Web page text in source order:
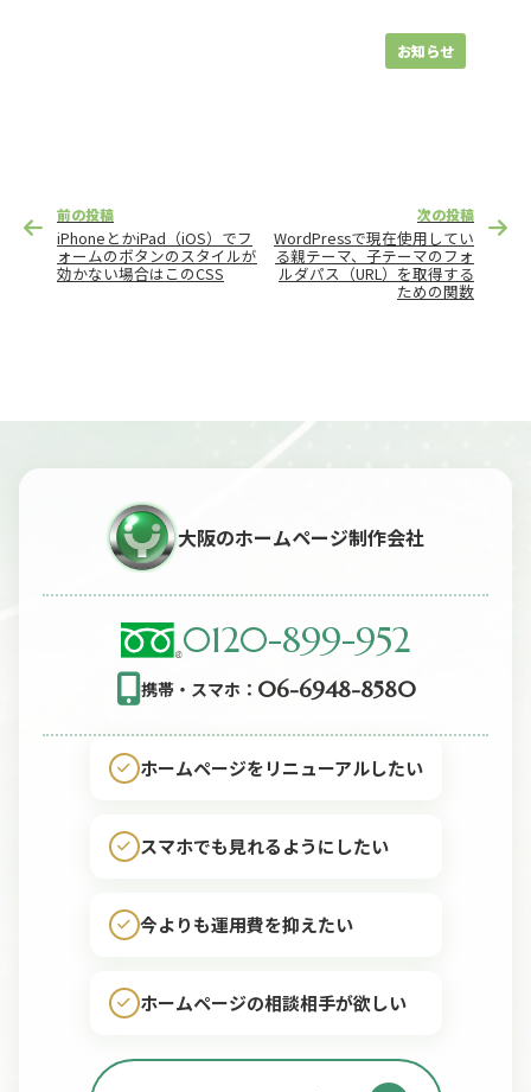
お知らせ
稿
前の投稿
iPhoneとかiPad（iOS）でフ
ォームのボタンのスタイルが
効かない場合はこのCSS
次の投稿
WordPressで現在使用してい
る親テーマ、子テーマのフォ
ルダパス（URL）を取得する
ための関数
大阪のホームページ制作会社
0120-899-952
携帯・スマホ： 06-6948-8580
ホームページをリニューアルしたい
スマホでも見れるようにしたい
今よりも運用費を抑えたい
ホームページの相談相手が欲しい